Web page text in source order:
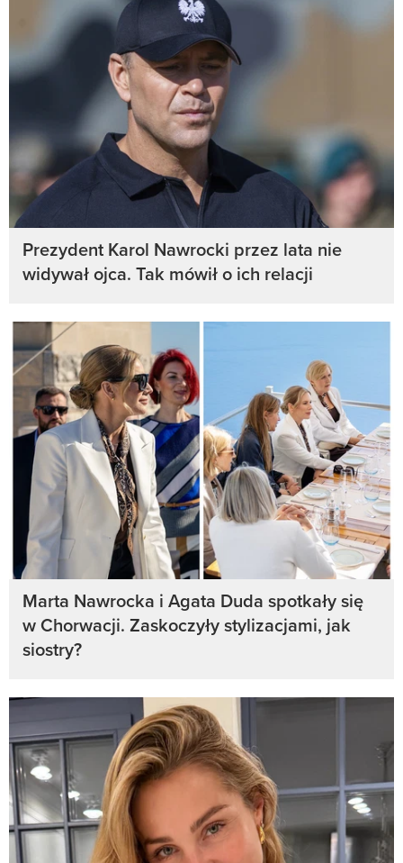
Prezydent Karol Nawrocki przez lata nie
widywał ojca. Tak mówił o ich relacji
Marta Nawrocka i Agata Duda spotkały się
w Chorwacji. Zaskoczyły stylizacjami, jak
siostry?